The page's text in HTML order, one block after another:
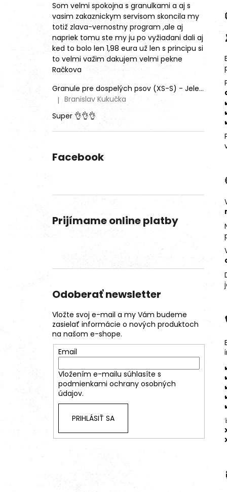
Som velmi spokojna s granulkami a aj s
vasim zakaznickym servisom skoncila my
totiž zlava-vernostny program ,ale aj
napriek tomu ste my ju po vyžiadani dali aj
ked to bolo len 1,98 eura už len s principu si
to velmi važim dakujem velmi pekne
Račkova
Granule pre dospelých psov (XS-S) - Jeleň lesný (SENSITIVE) 9kg
Hodnotenie produktu je 5 z 5 hviezdičiek.
| Branislav Kukučka
Super 👌👌👌
Facebook
Prijímame online platby
Odoberať newsletter
Vložte svoj e-mail a my Vám budeme
zasielať informácie o nových produktoch
na našom e-shope.
Email
Vložením e-mailu súhlasíte s
podmienkami ochrany osobných
údajov.
PRIHLÁSIŤ SA